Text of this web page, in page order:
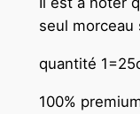
seul morceau
quantité
100%